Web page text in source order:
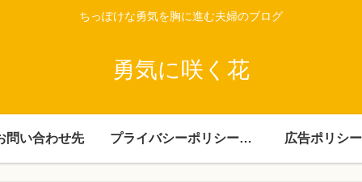
ちっぽけな勇気を胸に進む夫婦のブログ
勇気に咲く花
問い合わせ先 プライバシーポリシー・免責事項 広告ポリシー